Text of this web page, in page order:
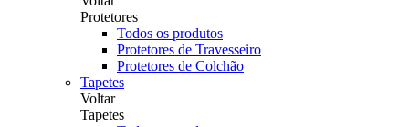
Protetores
Todos os produtos
Protetores de Travesseiro
Protetores de Colchão
Tapetes
Voltar
Tapetes